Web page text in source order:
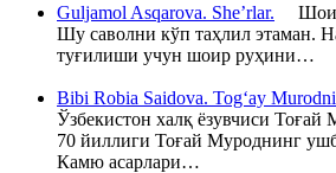
Guljamol Asqarova. She’rlar. Шоир
Шу саволни кўп таҳлил этаман.
туғилиши учун шоир руҳини…
Bibi Robia Saidova. Tog‘ay
Ўзбекистон халқ ёзувчиси Тоғай
70 йиллиги Тоғай Муроднинг
Камю асарлари…